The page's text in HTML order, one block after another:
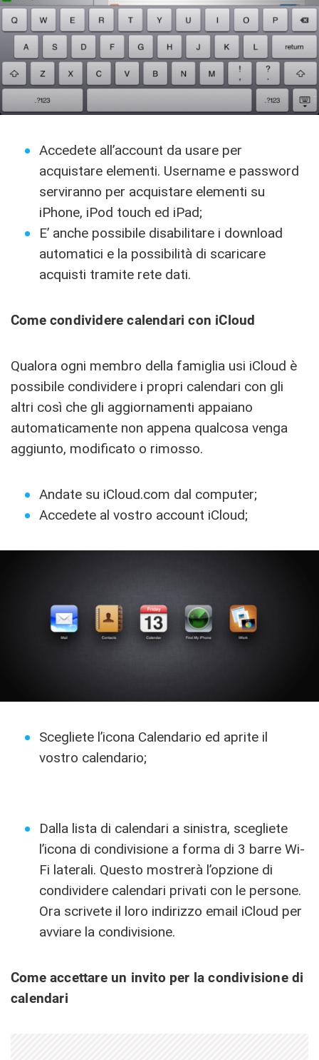
Accedete all’account da usare per
acquistare elementi. Username e password
serviranno per acquistare elementi su
iPhone, iPod touch ed iPad;
E’ anche possibile disabilitare i download
automatici e la possibilità di scaricare
acquisti tramite rete dati.
Come condividere calendari con iCloud
Qualora ogni membro della famiglia usi iCloud è
possibile condividere i propri calendari con gli
altri così che gli aggiornamenti appaiano
automaticamente non appena qualcosa venga
aggiunto, modificato o rimosso.
Andate su iCloud.com dal computer;
Accedete al vostro account iCloud;
Scegliete l’icona Calendario ed aprite il
vostro calendario;
Dalla lista di calendari a sinistra, scegliete
l’icona di condivisione a forma di 3 barre Wi-
Fi laterali. Questo mostrerà l’opzione di
condividere calendari privati con le persone.
Ora scrivete il loro indirizzo email iCloud per
avviare la condivisione.
Come accettare un invito per la condivisione di
calendari